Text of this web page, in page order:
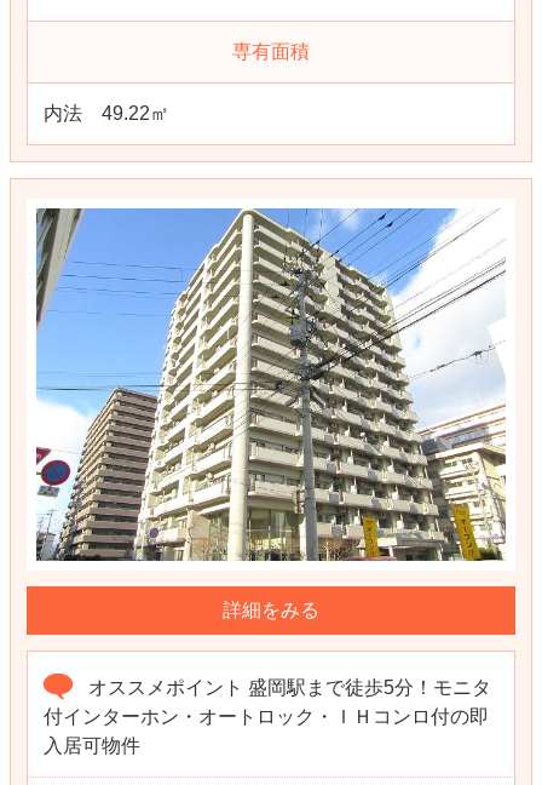
専有面積
内法 49.22㎡
詳細をみる
オススメポイント 盛岡駅まで徒歩5分！モニタ
付インターホン・オートロック・ＩＨコンロ付の即
入居可物件